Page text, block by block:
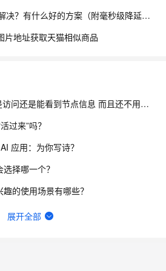
数据库主从复制延迟怎么解决？有什么好的方案（附毫秒级降延迟实战）
片地址获取天猫相似商品
Nacos设置了security.但是访问还是能看到节点信息 而且还不用验证身份怎么办？
过来”吗？
应用：为你写诗？
择哪一个？
的使用场景有哪些？
还要备案吗？
解和生成能力到底有多强？
展开全部